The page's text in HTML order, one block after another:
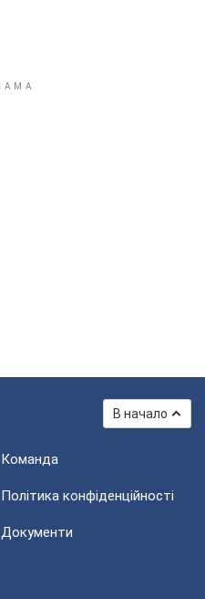
В начало
Команда
Політика конфіденційності
Документи